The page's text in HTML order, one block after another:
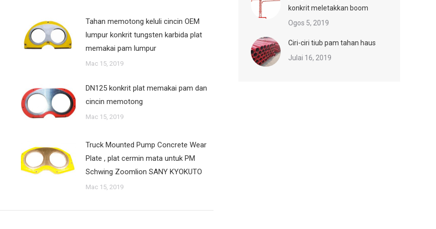
Tahan memotong keluli cincin OEM
lumpur konkrit tungsten karbida plat
memakai pam lumpur
Mac 15, 2019
DN125 konkrit plat memakai pam dan
cincin memotong
Mac 15, 2019
Truck Mounted Pump Concrete Wear
Plate , plat cermin mata untuk PM
Schwing Zoomlion SANY KYOKUTO
Mac 15, 2019
konkrit meletakkan boom
Ogos 5, 2019
Ciri-ciri tiub pam tahan haus
Julai 16, 2019